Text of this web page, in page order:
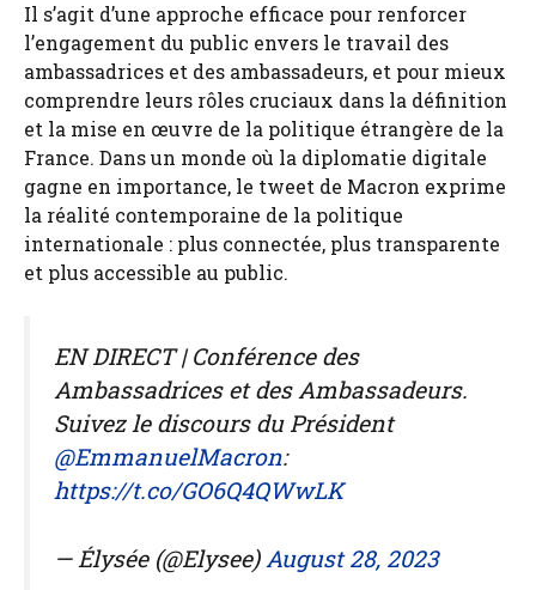
Il s’agit d’une approche efficace pour renforcer
l’engagement du public envers le travail des
ambassadrices et des ambassadeurs, et pour mieux
comprendre leurs rôles cruciaux dans la définition
et la mise en œuvre de la politique étrangère de la
France. Dans un monde où la diplomatie digitale
gagne en importance, le tweet de Macron exprime
la réalité contemporaine de la politique
internationale : plus connectée, plus transparente
et plus accessible au public.
EN DIRECT | Conférence des
Ambassadrices et des Ambassadeurs.
Suivez le discours du Président
@EmmanuelMacron:
https://t.co/GO6Q4QWwLK
— Élysée (@Elysee) August 28, 2023